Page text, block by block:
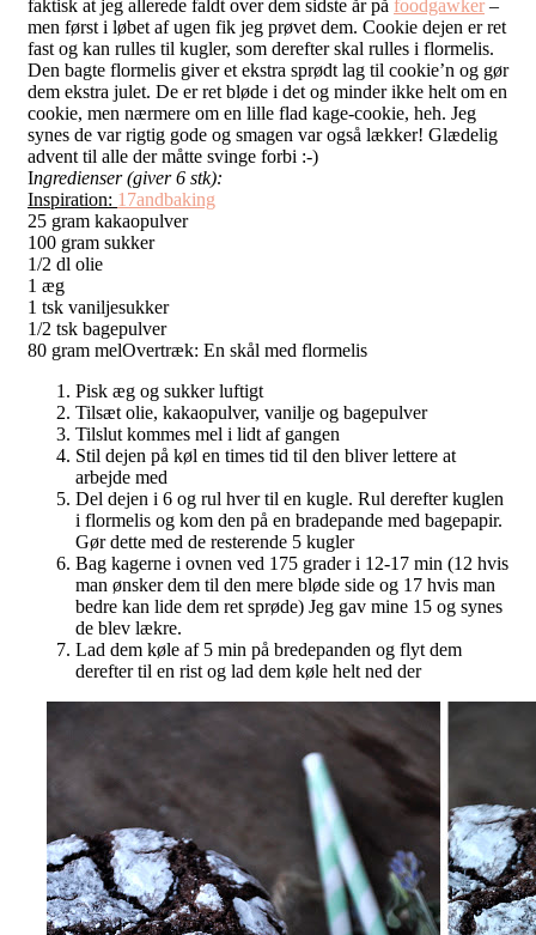
faktisk at jeg allerede faldt over dem sidste år på foodgawker –
men først i løbet af ugen fik jeg prøvet dem. Cookie dejen er ret
fast og kan rulles til kugler, som derefter skal rulles i flormelis.
Den bagte flormelis giver et ekstra sprødt lag til cookie’n og gør
dem ekstra julet. De er ret bløde i det og minder ikke helt om en
cookie, men nærmere om en lille flad kage-cookie, heh. Jeg
synes de var rigtig gode og smagen var også lækker! Glædelig
advent til alle der måtte svinge forbi :-)
Ingredienser (giver 6 stk):
Inspiration: 17andbaking
25 gram kakaopulver
100 gram sukker
1/2 dl olie
1 æg
1 tsk vaniljesukker
1/2 tsk bagepulver
80 gram melOvertræk: En skål med flormelis
Pisk æg og sukker luftigt
Tilsæt olie, kakaopulver, vanilje og bagepulver
Tilslut kommes mel i lidt af gangen
Stil dejen på køl en times tid til den bliver lettere at
arbejde med
Del dejen i 6 og rul hver til en kugle. Rul derefter kuglen
i flormelis og kom den på en bradepande med bagepapir.
Gør dette med de resterende 5 kugler
Bag kagerne i ovnen ved 175 grader i 12-17 min (12 hvis
man ønsker dem til den mere bløde side og 17 hvis man
bedre kan lide dem ret sprøde) Jeg gav mine 15 og synes
de blev lækre.
Lad dem køle af 5 min på bredepanden og flyt dem
derefter til en rist og lad dem køle helt ned der